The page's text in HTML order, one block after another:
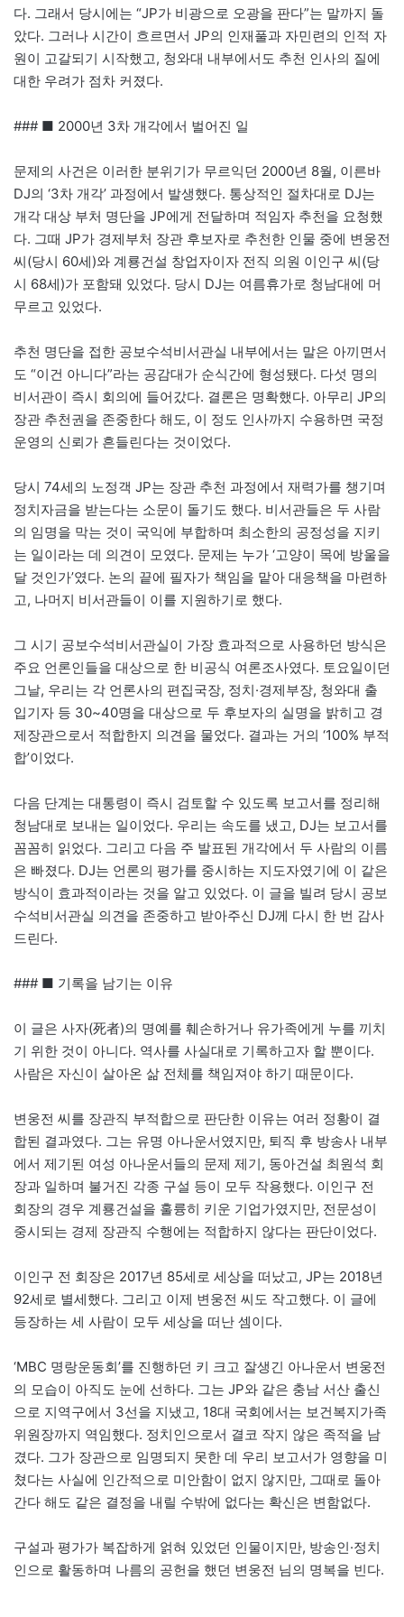
다. 그래서 당시에는 “JP가 비광으로 오광을 판다”는 말까지 돌
았다. 그러나 시간이 흐르면서 JP의 인재풀과 자민련의 인적 자
원이 고갈되기 시작했고, 청와대 내부에서도 추천 인사의 질에
대한 우려가 점차 커졌다.
### ■ 2000년 3차 개각에서 벌어진 일
문제의 사건은 이러한 분위기가 무르익던 2000년 8월, 이른바
DJ의 ‘3차 개각’ 과정에서 발생했다. 통상적인 절차대로 DJ는
개각 대상 부처 명단을 JP에게 전달하며 적임자 추천을 요청했
다. 그때 JP가 경제부처 장관 후보자로 추천한 인물 중에 변웅전
씨(당시 60세)와 계룡건설 창업자이자 전직 의원 이인구 씨(당
시 68세)가 포함돼 있었다. 당시 DJ는 여름휴가로 청남대에 머
무르고 있었다.
추천 명단을 접한 공보수석비서관실 내부에서는 말은 아끼면서
도 “이건 아니다”라는 공감대가 순식간에 형성됐다. 다섯 명의
비서관이 즉시 회의에 들어갔다. 결론은 명확했다. 아무리 JP의
장관 추천권을 존중한다 해도, 이 정도 인사까지 수용하면 국정
운영의 신뢰가 흔들린다는 것이었다.
당시 74세의 노정객 JP는 장관 추천 과정에서 재력가를 챙기며
정치자금을 받는다는 소문이 돌기도 했다. 비서관들은 두 사람
의 임명을 막는 것이 국익에 부합하며 최소한의 공정성을 지키
는 일이라는 데 의견이 모였다. 문제는 누가 ‘고양이 목에 방울을
달 것인가’였다. 논의 끝에 필자가 책임을 맡아 대응책을 마련하
고, 나머지 비서관들이 이를 지원하기로 했다.
그 시기 공보수석비서관실이 가장 효과적으로 사용하던 방식은
주요 언론인들을 대상으로 한 비공식 여론조사였다. 토요일이던
그날, 우리는 각 언론사의 편집국장, 정치·경제부장, 청와대 출
입기자 등 30~40명을 대상으로 두 후보자의 실명을 밝히고 경
제장관으로서 적합한지 의견을 물었다. 결과는 거의 ‘100% 부적
합’이었다.
다음 단계는 대통령이 즉시 검토할 수 있도록 보고서를 정리해
청남대로 보내는 일이었다. 우리는 속도를 냈고, DJ는 보고서를
꼼꼼히 읽었다. 그리고 다음 주 발표된 개각에서 두 사람의 이름
은 빠졌다. DJ는 언론의 평가를 중시하는 지도자였기에 이 같은
방식이 효과적이라는 것을 알고 있었다. 이 글을 빌려 당시 공보
수석비서관실 의견을 존중하고 받아주신 DJ께 다시 한 번 감사
드린다.
### ■ 기록을 남기는 이유
이 글은 사자(死者)의 명예를 훼손하거나 유가족에게 누를 끼치
기 위한 것이 아니다. 역사를 사실대로 기록하고자 할 뿐이다.
사람은 자신이 살아온 삶 전체를 책임져야 하기 때문이다.
변웅전 씨를 장관직 부적합으로 판단한 이유는 여러 정황이 결
합된 결과였다. 그는 유명 아나운서였지만, 퇴직 후 방송사 내부
에서 제기된 여성 아나운서들의 문제 제기, 동아건설 최원석 회
장과 일하며 불거진 각종 구설 등이 모두 작용했다. 이인구 전
회장의 경우 계룡건설을 훌륭히 키운 기업가였지만, 전문성이
중시되는 경제 장관직 수행에는 적합하지 않다는 판단이었다.
이인구 전 회장은 2017년 85세로 세상을 떠났고, JP는 2018년
92세로 별세했다. 그리고 이제 변웅전 씨도 작고했다. 이 글에
등장하는 세 사람이 모두 세상을 떠난 셈이다.
‘MBC 명랑운동회’를 진행하던 키 크고 잘생긴 아나운서 변웅전
의 모습이 아직도 눈에 선하다. 그는 JP와 같은 충남 서산 출신
으로 지역구에서 3선을 지냈고, 18대 국회에서는 보건복지가족
위원장까지 역임했다. 정치인으로서 결코 작지 않은 족적을 남
겼다. 그가 장관으로 임명되지 못한 데 우리 보고서가 영향을 미
쳤다는 사실에 인간적으로 미안함이 없지 않지만, 그때로 돌아
간다 해도 같은 결정을 내릴 수밖에 없다는 확신은 변함없다.
구설과 평가가 복잡하게 얽혀 있었던 인물이지만, 방송인·정치
인으로 활동하며 나름의 공헌을 했던 변웅전 님의 명복을 빈다.